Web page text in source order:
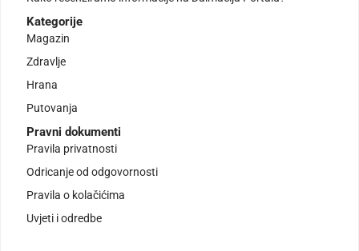
Kategorije
Magazin
Zdravlje
Hrana
Putovanja
Pravni dokumenti
Pravila privatnosti
Odricanje od odgovornosti
Pravila o kolačićima
Uvjeti i odredbe